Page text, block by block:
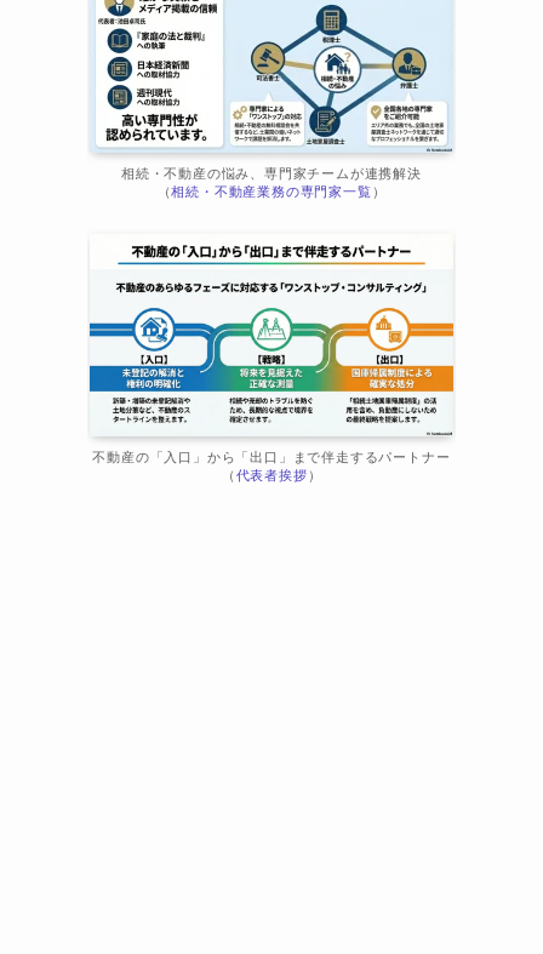
相続・不動産の悩み、専門家チームが連携解決
（相続・不動産業務の専門家一覧）
不動産の「入口」から「出口」まで伴走するパートナー
（代表者挨拶）